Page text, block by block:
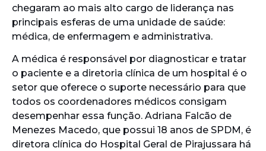
chegaram ao mais alto cargo de liderança nas
principais esferas de uma unidade de saúde:
médica, de enfermagem e administrativa.
A médica é responsável por diagnosticar e tratar
o paciente e a diretoria clínica de um hospital é o
setor que oferece o suporte necessário para que
todos os coordenadores médicos consigam
desempenhar essa função. Adriana Falcão de
Menezes Macedo, que possui 18 anos de SPDM, é
diretora clínica do Hospital Geral de Pirajussara há